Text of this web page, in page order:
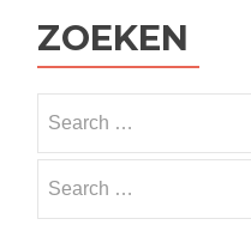
ZOEKEN
for:
for: